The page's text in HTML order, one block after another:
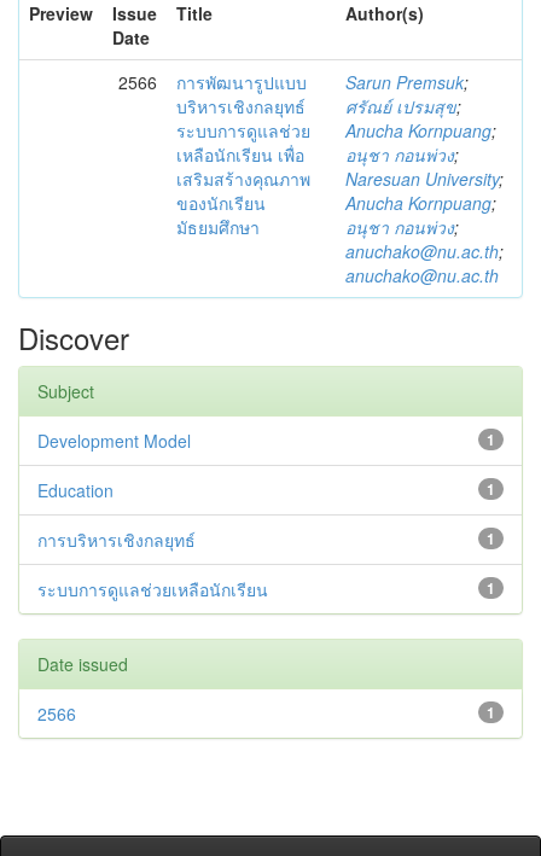
Preview
Issue
Date
Title Author(s)
2566
การพัฒนารูปแบบ
บริหารเชิงกลยุทธ์
ระบบการดูแลช่วย
เหลือนักเรียน เพื่อ
เสริมสร้างคุณภาพ
ของนักเรียน
มัธยมศึกษา
Sarun Premsuk;
ศรัณย์ เปรมสุข;
Anucha Kornpuang;
อนุชา กอนพ่วง;
Naresuan University;
Anucha Kornpuang;
อนุชา กอนพ่วง;
anuchako@nu.ac.th;
anuchako@nu.ac.th
Discover
Subject
1
Development Model
1
Education
1
การบริหารเชิงกลยุทธ์
1
ระบบการดูแลช่วยเหลือนักเรียน
Date issued
1
2566